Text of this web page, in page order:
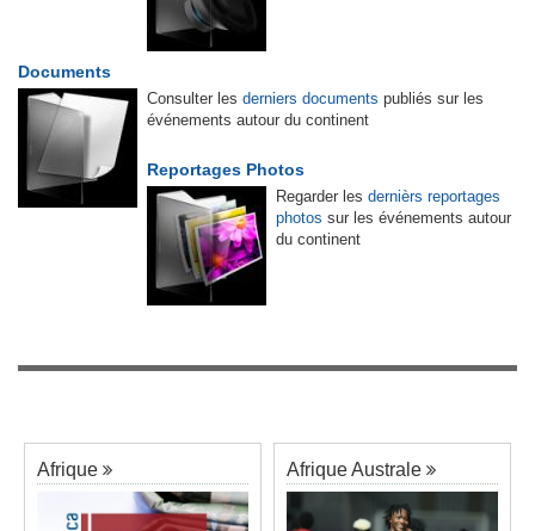
Documents
Consulter les derniers documents publiés sur les
événements autour du continent
Reportages Photos
Regarder les dernièrs reportages
photos sur les événements autour
du continent
Afrique Afrique Australe